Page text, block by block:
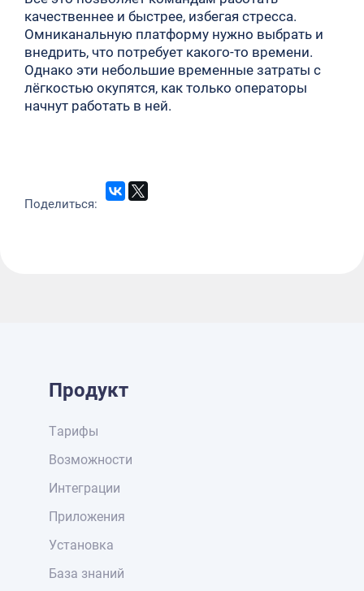
качественнее и быстрее, избегая стресса.
Омниканальную платформу нужно выбрать и
внедрить, что потребует какого-то времени.
Однако эти небольшие временные затраты с
лёгкостью окупятся, как только операторы
начнут работать в ней.
Поделиться:
Продукт
Тарифы
Возможности
Интеграции
Приложения
Установка
База знаний